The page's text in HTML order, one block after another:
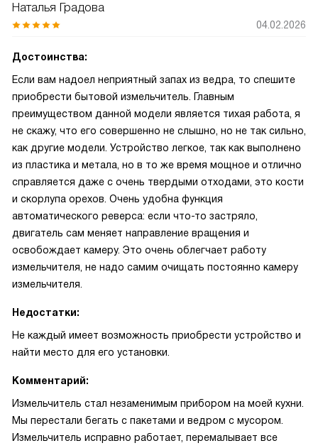
Наталья Градова
04.02.2026
Достоинства:
Если вам надоел неприятный запах из ведра, то спешите
приобрести бытовой измельчитель. Главным
преимуществом данной модели является тихая работа, я
не скажу, что его совершенно не слышно, но не так сильно,
как другие модели. Устройство легкое, так как выполнено
из пластика и метала, но в то же время мощное и отлично
справляется даже с очень твердыми отходами, это кости
и скорлупа орехов. Очень удобна функция
автоматического реверса: если что-то застряло,
двигатель сам меняет направление вращения и
освобождает камеру. Это очень облегчает работу
измельчителя, не надо самим очищать постоянно камеру
измельчителя.
Недостатки:
Не каждый имеет возможность приобрести устройство и
найти место для его установки.
Комментарий:
Измельчитель стал незаменимым прибором на моей кухни.
Мы перестали бегать с пакетами и ведром с мусором.
Измельчитель исправно работает, перемалывает все